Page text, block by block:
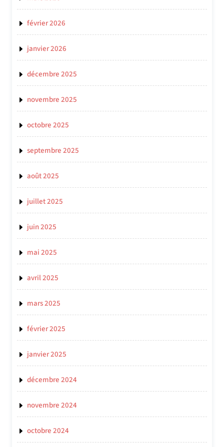
février 2026
janvier 2026
décembre 2025
novembre 2025
octobre 2025
septembre 2025
août 2025
juillet 2025
juin 2025
mai 2025
avril 2025
mars 2025
février 2025
janvier 2025
décembre 2024
novembre 2024
octobre 2024